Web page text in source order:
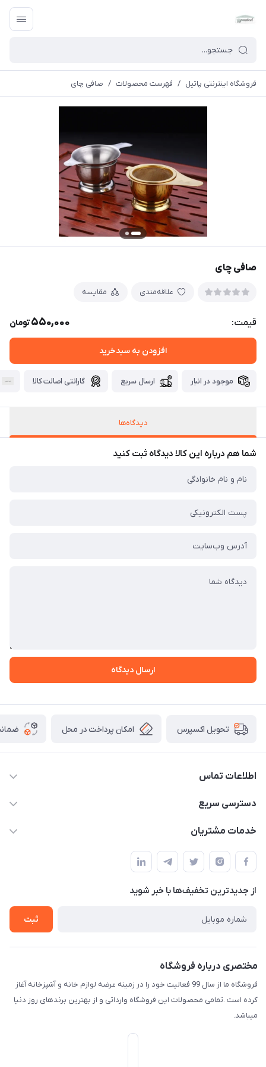
فروشگاه اینترنتی پاتیل / فهرست محصولات / صافی چای
صافی چای
علاقه‌مندی مقایسه
قیمت: 550,000تومان
افزودن به سبدخرید
موجود در انبار ارسال سریع گارانتی اصالت کالا
دیدگاه‌ها
شما هم درباره این کالا دیدگاه ثبت کنید
ارسال دیدگاه
تحویل اکسپرس امکان پرداخت در محل
اطلاعات تماس
09165044753
دسترسی سریع
حساب کاربری
لیست محصولات
درباره ما
خدمات مشتریان
قوانین و مقررات
حریم خصوصی
راهنما
از جدید‌ترین تخفیف‌ها با‌ خبر شوید
ثبت
مختصری درباره فروشگاه
فروشگاه ما از سال 99 فعالیت خود را در زمینه عرضه لوازم خانه و آشپزخانه آغاز
کرده است .تمامی محصولات این فروشگاه وارداتی و از بهترین برندهای روز دنیا
میباشد.